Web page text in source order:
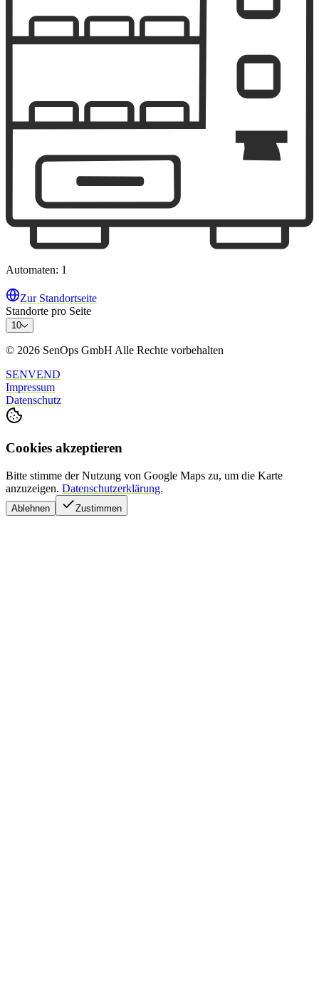
Automaten: 1
Zur Standortseite
Standorte pro Seite
10
© 2026 SenOps GmbH Alle Rechte vorbehalten
SENVEND
Impressum
Datenschutz
Cookies akzeptieren
Bitte stimme der Nutzung von Google Maps zu, um die Karte
anzuzeigen. Datenschutzerklärung.
Ablehnen Zustimmen